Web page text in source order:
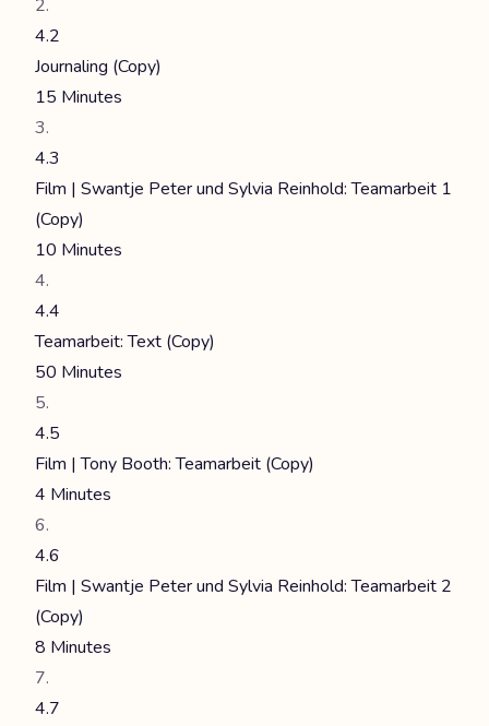
4.2
Journaling (Copy)
15 Minutes
4.3
Film | Swantje Peter und Sylvia Reinhold: Teamarbeit 1
(Copy)
10 Minutes
4.4
Teamarbeit: Text (Copy)
50 Minutes
4.5
Film | Tony Booth: Teamarbeit (Copy)
4 Minutes
4.6
Film | Swantje Peter und Sylvia Reinhold: Teamarbeit 2
(Copy)
8 Minutes
4.7